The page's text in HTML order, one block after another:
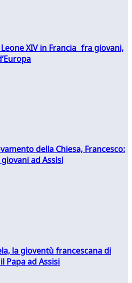
XIV in Francia fra giovani,
della Chiesa, Francesco:
ad Assisi
la gioventù francescana di
Papa ad Assisi